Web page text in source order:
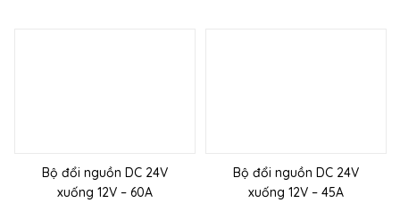
Bộ đổi nguồn DC 24V
xuống 12V – 60A
Bộ đổi nguồn DC 24V
xuống 12V – 45A